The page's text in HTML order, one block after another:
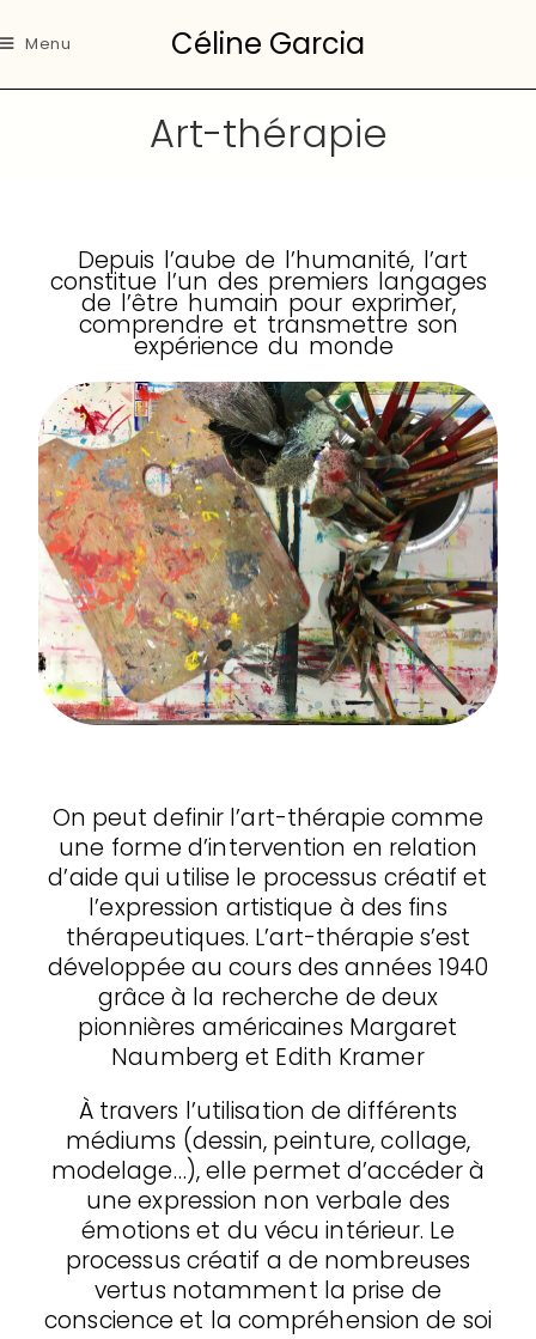
Menu Céline Garcia
Art-thérapie
Depuis l’aube de l’humanité, l’art
constitue l’un des premiers langages
de l’être humain pour exprimer,
comprendre et transmettre son
expérience du monde
On peut definir l’art-thérapie comme
une forme d’intervention en relation
d’aide qui utilise le processus créatif et
l’expression artistique à des fins
thérapeutiques. L’art-thérapie s’est
développée au cours des années 1940
grâce à la recherche de deux
pionnières américaines Margaret
Naumberg et Edith Kramer
À travers l’utilisation de différents
médiums (dessin, peinture, collage,
modelage…), elle permet d’accéder à
une expression non verbale des
émotions et du vécu intérieur. Le
processus créatif a de nombreuses
vertus notamment la prise de
conscience et la compréhension de soi